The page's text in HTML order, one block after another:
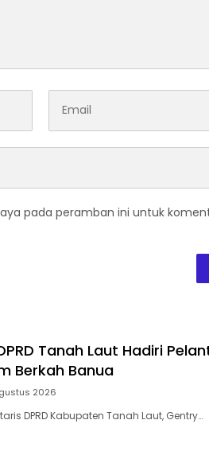
pada peramban ini untuk
Tanah Laut Hadiri
Berkah Banua
2026
DPRD Kabupaten Tanah Laut, Gentry…